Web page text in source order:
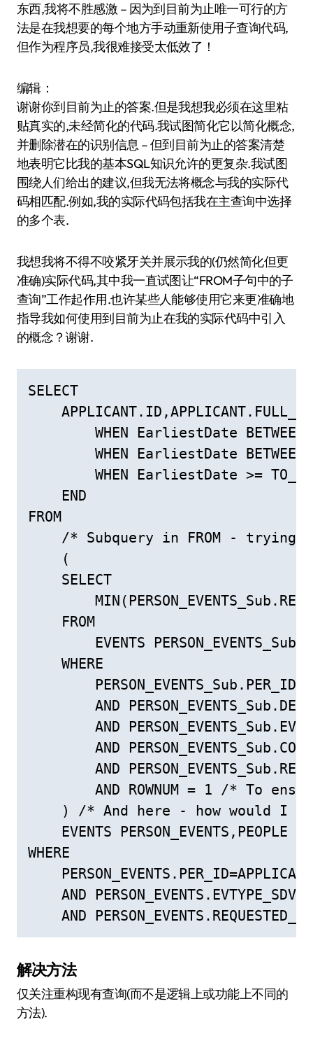
东西,我将不胜感激 – 因为到目前为止唯一可行的方
法是在我想要的每个地方手动重新使用子查询代码,
但作为程序员,我很难接受太低效了！
编辑：
谢谢你到目前为止的答案.但是我想我必须在这里粘
贴真实的,未经简化的代码.我试图简化它以简化概念,
并删除潜在的识别信息 – 但到目前为止的答案清楚
地表明它比我的基本SQL知识允许的更复杂.我试图
围绕人们给出的建议,但我无法将概念与我的实际代
码相匹配.例如,我的实际代码包括我在主查询中选择
的多个表.
我想我将不得不咬紧牙关并展示我的(仍然简化但更
准确)实际代码,其中我一直试图让“FROM子句中的子
查询”工作起作用.也许某些人能够使用它来更准确地
指导我如何使用到目前为止在我的实际代码中引入
的概念？谢谢.
SELECT
WHEN EarliestDate
WHEN EarliestDate
WHEN EarliestDate >=
    END
FROM
/* Subquery in FROM - trying
    (
    SELECT
    FROM
        EVENTS PERSON_EVENTS_Sub
    WHERE
PERSON_EVENTS_Sub.PER_ID
AND
AND
AND
AND
AND ROWNUM = 1 /* To
) /* And here - how would I
EVENTS PERSON_EVENTS,PEOPLE
WHERE
AND
AND
解决方法
仅关注重构现有查询(而不是逻辑上或功能上不同的
方法).